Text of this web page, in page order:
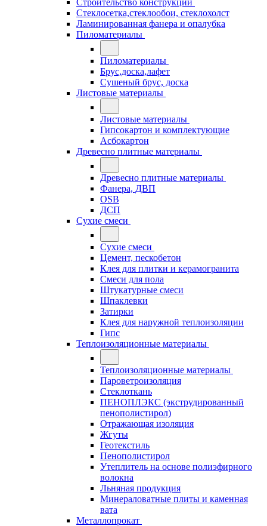
Строительство конструкций
Стеклосетка,стеклообои, стеклохолст
Ламинированная фанера и опалубка
Пиломатериалы
Пиломатериалы
Брус,доска,лафет
Сушеный брус, доска
Листовые материалы
Листовые материалы
Гипсокартон и комплектующие
Асбокартон
Древесно плитные материалы
Древесно плитные материалы
Фанера, ДВП
OSB
ДСП
Сухие смеси
Сухие смеси
Цемент, пескобетон
Клея для плитки и керамогранита
Смеси для пола
Штукатурные смеси
Шпаклевки
Затирки
Клея для наружной теплоизоляции
Гипс
Теплоизоляционные материалы
Теплоизоляционные материалы
Пароветроизоляция
Стеклоткань
ПЕНОПЛЭКС (экструдированный
пенополистирол)
Отражающая изоляция
Жгуты
Геотекстиль
Пенополистирол
Утеплитель на основе полиэфирного
волокна
Льняная продукция
Минераловатные плиты и каменная
вата
Металлопрокат